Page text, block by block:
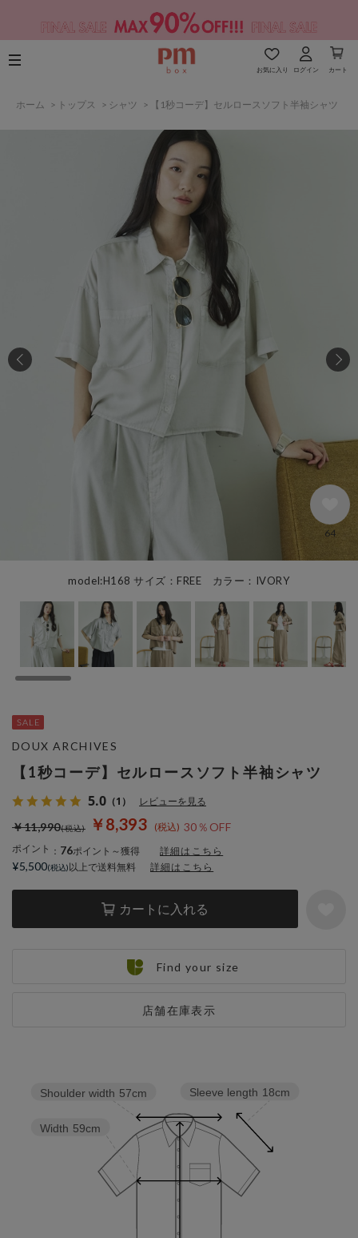
お気に入り ログイン カート
ホーム > トップス > シャツ > 【1秒コーデ】セルロースソフト半袖シャツ
model:H168 サイズ：FREE カラー：IVORY
64
【1秒コーデ】セルロースソフト半袖シャツ
5.0 （1） レビューを見る
￥8,393 30％OFF
￥11,990
ポイント ： 76ポイント～獲得 詳細はこちら
カートに入れる
店舗在庫表示
DOUX ARCHIVES
¥5,500 以上で送料無料 詳細はこちら
Find your size
Sleeve length 18cm
Width 59cm
Shoulder width 57cm